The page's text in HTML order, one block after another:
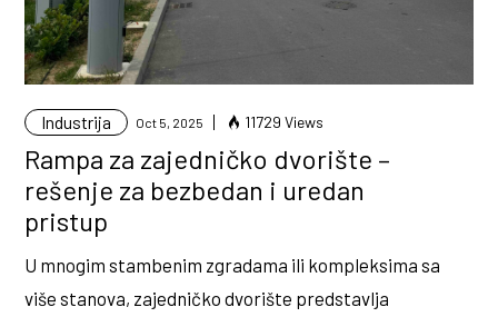
Industrija Oct 5, 2025 11729 Views
Rampa za zajedničko dvorište –
rešenje za bezbedan i uredan
pristup
U mnogim stambenim zgradama ili kompleksima sa
više stanova, zajedničko dvorište predstavlja